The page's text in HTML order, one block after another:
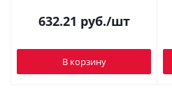
632.21 руб./шт
В корзину